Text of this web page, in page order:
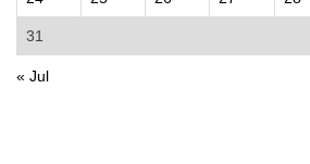
31
« Jul